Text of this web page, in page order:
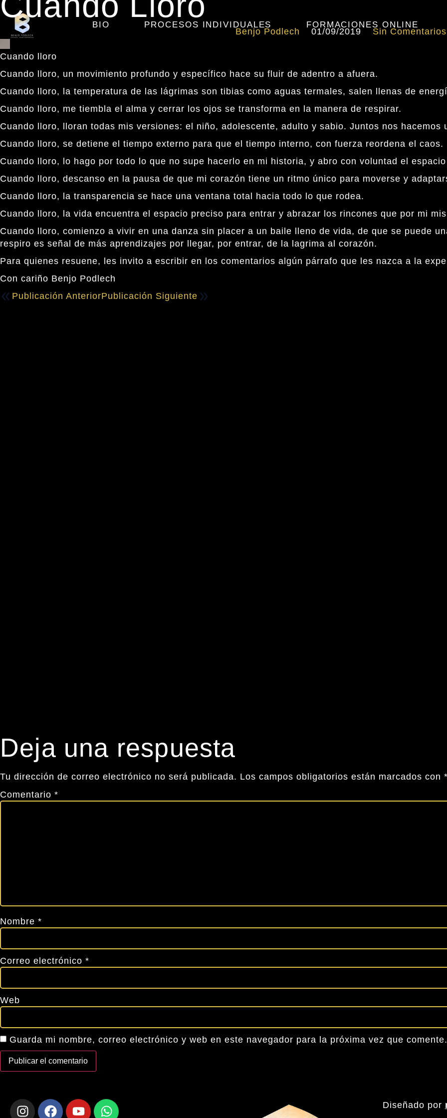
BIO PROCESOS INDIVIDUALES FORMACIONES ONLINE
Benjo Podlech 01/09/2019 Sin Comentarios
Cuando lloro
Cuando lloro, un movimiento profundo y específico hace su fluir de adentro a afuera.
Cuando lloro, la temperatura de las lágrimas son tibias como aguas termales, salen llenas de
Cuando lloro, me tiembla el alma y cerrar los ojos se transforma en la manera de respirar.
Cuando lloro, lloran todas mis versiones: el niño, adolescente, adulto y sabio. Juntos nos
Cuando lloro, se detiene el tiempo externo para que el tiempo interno, con fuerza reordena el caos.
Cuando lloro, lo hago por todo lo que no supe hacerlo en mi historia, y abro con voluntad el
Cuando lloro, descanso en la pausa de que mi corazón tiene un ritmo único para moverse y
Cuando lloro, la transparencia se hace una ventana total hacia todo lo que rodea.
Cuando lloro, la vida encuentra el espacio preciso para entrar y abrazar los rincones que por mi
Cuando lloro, comienzo a vivir en una danza sin placer a un baile lleno de vida, de que se puede
respiro es señal de más aprendizajes por llegar, por entrar, de la lagrima al corazón.
Para quienes resuene, les invito a escribir en los comentarios algún párrafo que les nazca a la
Con cariño Benjo Podlech
Publicación AnteriorPublicación Siguiente
Deja una respuesta
Tu dirección de correo electrónico no será publicada. Los campos obligatorios están marcados con
Comentario *
Nombre *
Correo electrónico *
Web
Guarda mi nombre, correo electrónico y web en este navegador para la próxima vez que comente.
Diseñado por